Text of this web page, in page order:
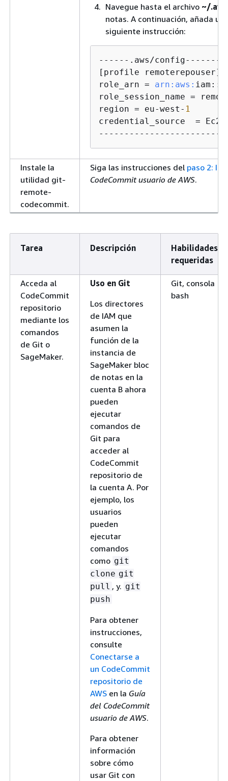
Navegue hasta el archivo ~/
notas. A continuación, añada
siguiente instrucción:
------.aws/
[profile remoterepouser]
role_arn = arn: aws:
role_session_name =
region = eu-west- 1
credential_source  =
Instale la
utilidad git-
remote-
codecommit.
Siga las instrucciones del paso 2:
CodeCommit usuario de AWS.
Tarea Descripción
Habilidades
requeridas
Acceda al
CodeCommit
repositorio
mediante los
comandos
de Git o
SageMaker.
Uso en Git
Los directores
de IAM que
asumen la
función de la
instancia de
SageMaker bloc
de notas en la
cuenta B ahora
pueden
ejecutar
comandos de
Git para
acceder al
CodeCommit
repositorio de
la cuenta A. Por
ejemplo, los
usuarios
pueden
ejecutar
comandos
como git
clone git
pull , y. git
push
Para obtener
instrucciones,
consulte
Conectarse a
un CodeCommit
repositorio de
AWS en la Guía
del CodeCommit
usuario de AWS.
Para obtener
información
sobre cómo
usar Git con
Git, consola
bash